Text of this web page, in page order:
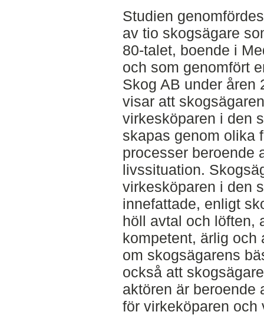
Studien
av tio skogsägare
80-talet, boende i
och som genomfört
Skog AB under åren
visar att
virkesköparen i den
skapas genom olika
processer beroende
livssituation.
virkesköparen i den
innefattade, enligt
höll avtal och löften,
kompetent, ärlig och
om skogsägarens
också att
aktören är beroende
för virkeköparen och